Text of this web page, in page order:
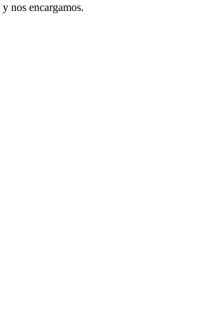
nos encargamos.